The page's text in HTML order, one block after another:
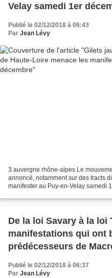
Velay samedi 1er
Publié le 02/12/2018 à 06:43
Par Jean Lévy
3 auvergne rhône-alpes Le
annoncé, notamment sur des tracts
manifester au Puy-en-Velay samedi
De la loi Savary à la loi
manifestations qui ont
prédécesseurs de
Publié le 02/12/2018 à 06:37
Par Jean Lévy